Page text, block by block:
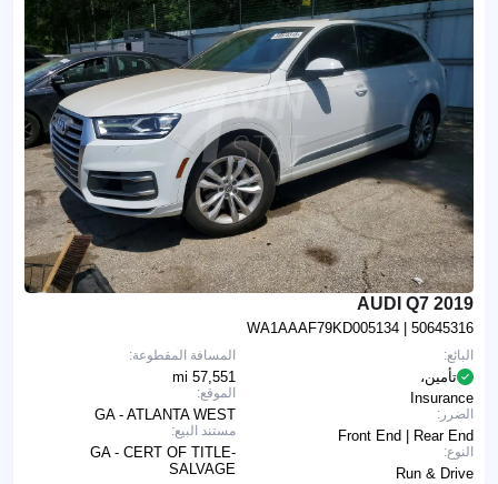
2019 AUDI Q7
WA1AAAF79KD005134 | 50645316
المسافة المقطوعة:
57,551 mi
الموقع:
GA - ATLANTA WEST
مستند البيع:
GA - CERT OF TITLE-
SALVAGE
البائع:
تأمين،
Insurance
الضرر:
Front End | Rear End
النوع:
Run & Drive